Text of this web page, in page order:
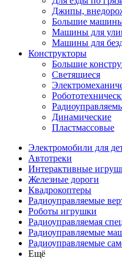
Джипы,
Большие
Машины для
Машины для
Конструкторы
Большие
Светящиеся
Динамические
Пластмассовые
Электромобили для
Автотреки
Интерактивные
Железные дороги
Квадрокоптеры
Радиоуправляемые
Роботы игрушки
Радиоуправляемая
Радиоуправляемые
Радиоуправляемые
Ещё